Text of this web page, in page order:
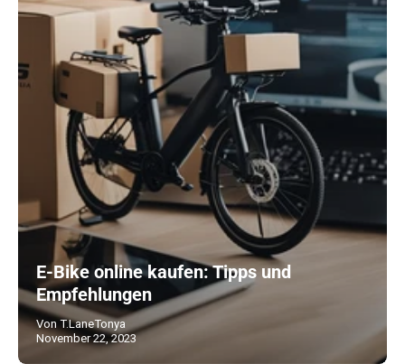
E-Bike online kaufen: Tipps und
Empfehlungen
Von T.LaneTonya
November 22, 2023